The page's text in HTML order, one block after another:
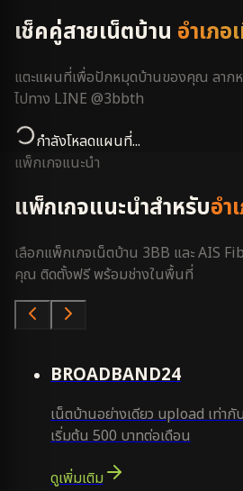
เช็คคู่สายเน็ตบ้าน อำเภ
แตะแผนที่เพื่อปักหมุดบ้านของคุณ ลาก
ไปทาง LINE @3bbth
กำลังโหลดแผนที่...
แพ็กเกจแนะนำ
แพ็กเกจแนะนำสำหรับอำ
เลือกแพ็กเกจเน็ตบ้าน 3BB และ AIS
คุณ ติดตั้งฟรี พร้อมช่างในพื้นที่
BROADBAND24
เน็ตบ้านอย่างเดียว upload เท่
เริ่มต้น 500 บาทต่อเดือน
ดูเพิ่มเติม